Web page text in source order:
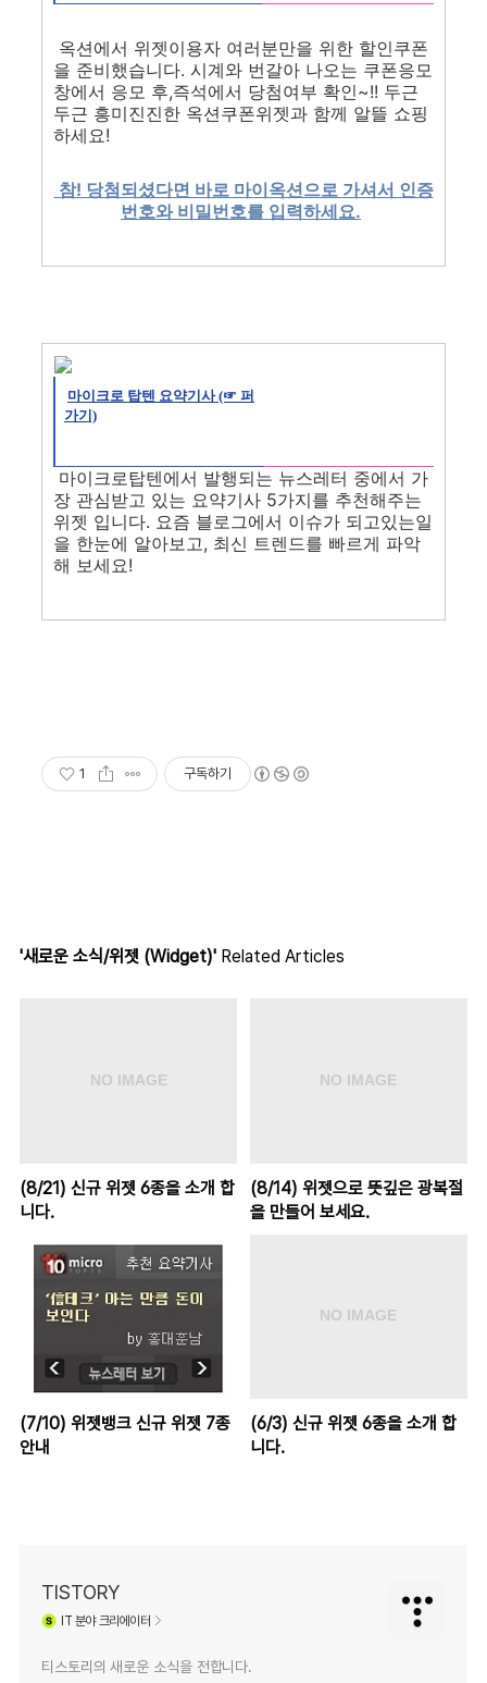
옥션에서 위젯이용자 여러분만을 위한 할인쿠폰
을 준비했습니다. 시계와 번갈아 나오는 쿠폰응모
창에서 응모 후,즉석에서 당첨여부 확인~!! 두근
두근 흥미진진한 옥션쿠폰위젯과 함께 알뜰 쇼핑
하세요!
참! 당첨되셨다면 바로 마이옥션으로 가셔서 인증
번호와 비밀번호를 입력하세요.
마이크로 탑텐 요약기사 (☞ 퍼
가기)
마이크로탑텐에서 발행되는 뉴스레터 중에서 가
장 관심받고 있는 요약기사 5가지를 추천해주는
위젯 입니다. 요즘 블로그에서 이슈가 되고있는일
을 한눈에 알아보고, 최신 트렌드를 빠르게 파악
해 보세요!
1 구독하기
'새로운 소식/위젯 (Widget)' Related Articles
(8/21) 신규 위젯 6종을 소개 합
니다.
(8/14) 위젯으로 뜻깊은 광복절
을 만들어 보세요.
(7/10) 위젯뱅크 신규 위젯 7종
안내
(6/3) 신규 위젯 6종을 소개 합
니다.
TISTORY
IT 분야 크리에이터
티스토리의 새로운 소식을 전합니다.